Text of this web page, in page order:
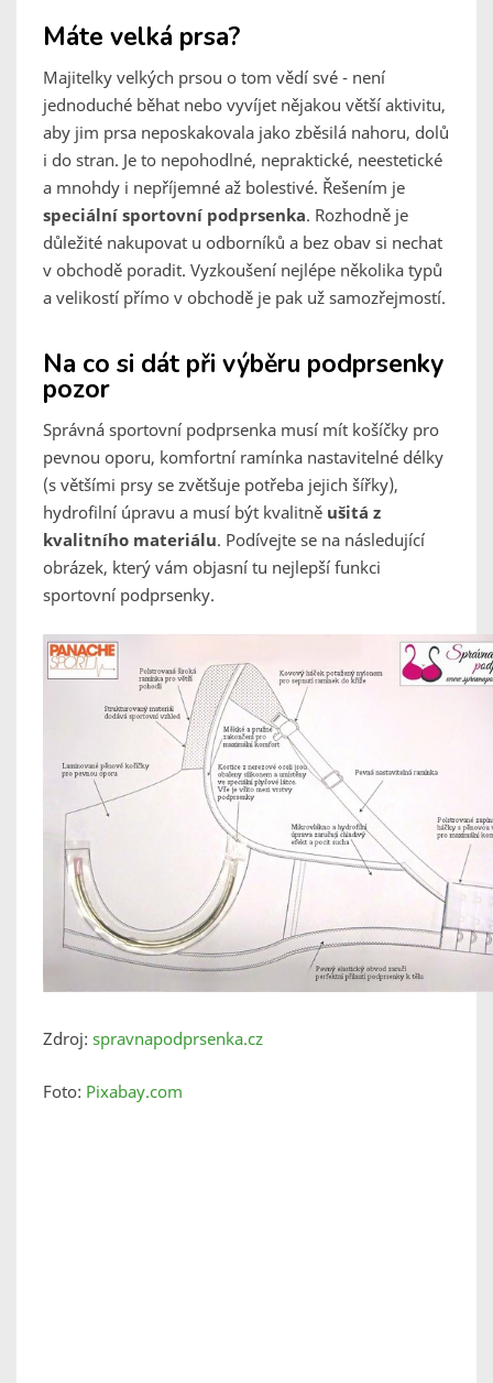
Máte velká prsa?
Majitelky velkých prsou o tom vědí své - není
jednoduché běhat nebo vyvíjet nějakou větší aktivitu,
aby jim prsa neposkakovala jako zběsilá nahoru, dolů
i do stran. Je to nepohodlné, nepraktické, neestetické
a mnohdy i nepříjemné až bolestivé. Řešením je
speciální sportovní podprsenka. Rozhodně je
důležité nakupovat u odborníků a bez obav si nechat
v obchodě poradit. Vyzkoušení nejlépe několika typů
a velikostí přímo v obchodě je pak už samozřejmostí.
Na co si dát při výběru podprsenky
pozor
Správná sportovní podprsenka musí mít košíčky pro
pevnou oporu, komfortní ramínka nastavitelné délky
(s většími prsy se zvětšuje potřeba jejich šířky),
hydrofilní úpravu a musí být kvalitně ušitá z
kvalitního materiálu. Podívejte se na následující
obrázek, který vám objasní tu nejlepší funkci
sportovní podprsenky.
Zdroj: spravnapodprsenka.cz
Foto: Pixabay.com